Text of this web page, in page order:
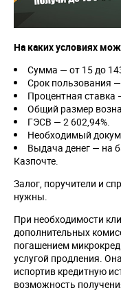
На каких условиях
Сумма — от 15 до
Срок пользования —
Процентная ставка
Общий размер
ГЭСВ — 2 602,94%.
Необходимый
Выдача денег — на
Казпочте.
Залог, поручители и
нужны.
При необходимости
дополнительных
погашением
услугой продления.
испортив кредитную
возможность